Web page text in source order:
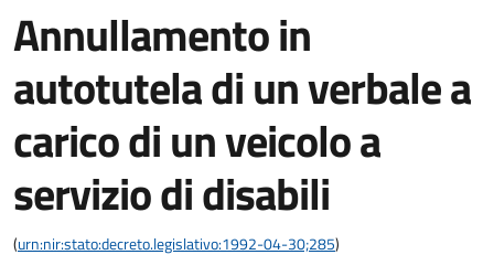
Annullamento in
autotutela di un verbale a
carico di un veicolo a
servizio di disabili
(urn:nir:stato:decreto.legislativo:1992-04-30;285)